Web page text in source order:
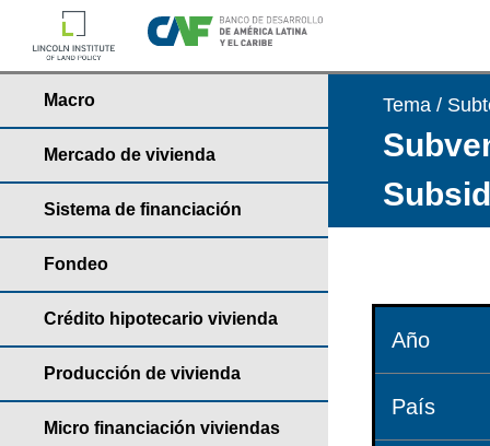
Macro
Mercado de vivienda
Sistema de financiación
Fondeo
Crédito hipotecario vivienda
Producción de vivienda
Micro financiación viviendas
Tema /
Año
País